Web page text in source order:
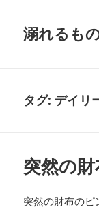
溺れるも
タグ: デイリ
突然の
突然の財布の